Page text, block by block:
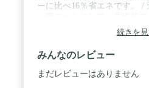
ーに比べ16％省エネです。 /
れるデザインとしました。 /
ートは高い耐久性があり効
がこびりつきにくくお手入
商品では10号土鍋 (口径約
来品は9号土鍋まで)。 / 本体
続きを
みんなのレビュー
まだレビューはありません